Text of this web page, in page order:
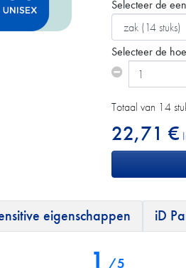
Selecteer de
Selecteer de
Totaal van 14
22,71 €
eigenschappen iD
1/5